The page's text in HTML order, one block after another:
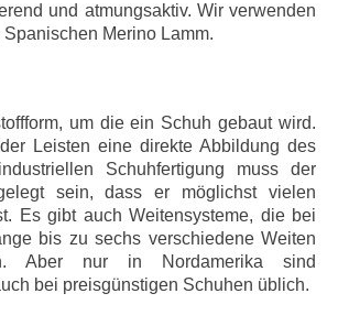
und atmungsaktiv. Wir verwenden
Merino Lamm.
um die ein Schuh gebaut wird.
Leisten eine direkte Abbildung des
Schuhfertigung muss der
sein, dass er möglichst vielen
Es gibt auch Weitensysteme, die bei
bis zu sechs verschiedene Weiten
Aber nur in Nordamerika sind
bei preisgünstigen Schuhen üblich.